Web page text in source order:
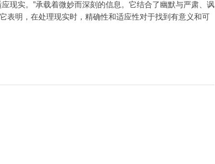
现实。”承载着微妙而深刻的信息。它结合了幽默与严肃、讽
表明，在处理现实时，精确性和适应性对于找到有意义和可